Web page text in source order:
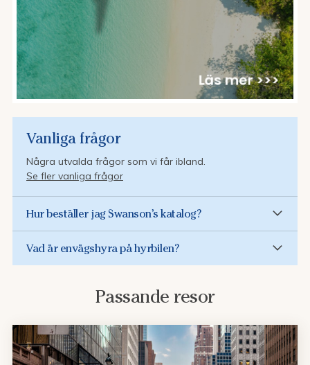
Vanliga frågor
Några utvalda frågor som vi får ibland.
Se fler vanliga frågor
Hur beställer jag Swanson’s katalog?
Vad är envägshyra på hyrbilen?
Passande resor